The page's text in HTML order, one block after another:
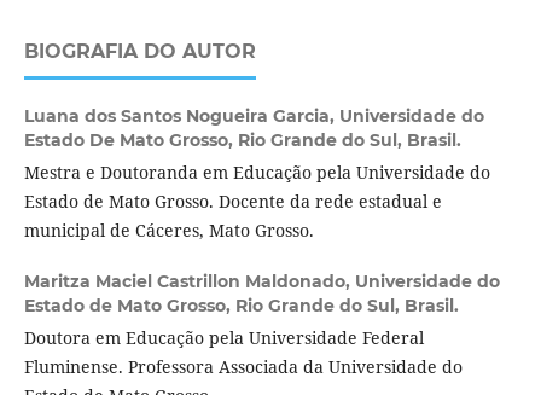
BIOGRAFIA DO AUTOR
Luana dos Santos Nogueira Garcia, Universidade do
Estado De Mato Grosso, Rio Grande do Sul, Brasil.
Mestra e Doutoranda em Educação pela Universidade do
Estado de Mato Grosso. Docente da rede estadual e
municipal de Cáceres, Mato Grosso.
Maritza Maciel Castrillon Maldonado, Universidade do
Estado de Mato Grosso, Rio Grande do Sul, Brasil.
Doutora em Educação pela Universidade Federal
Fluminense. Professora Associada da Universidade do